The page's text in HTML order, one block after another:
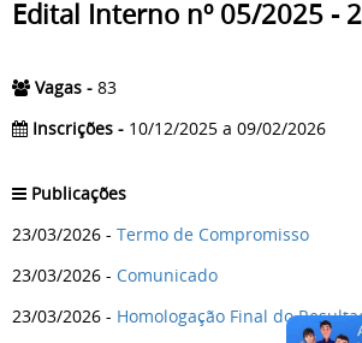
Edital Interno nº 05/2025 -
Vagas - 83
Inscrições - 10/12/2025 a 09/02/2026
Publicações
23/03/2026 - Termo de Compromisso
23/03/2026 - Comunicado
23/03/2026 - Homologação Final do